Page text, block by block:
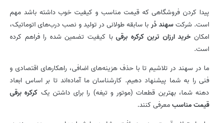
پیدا کردن فروشگاهی که قیمت مناسب و کیفیت خوب داشته باشد مهم
است. شرکتسهند دُربا سابقه طولانی در تولید و نصب درب‌های اتوماتیک،
امکان خرید ارزان ترین کرکره برقیبا کیفیت تضمین شده را فراهم کرده
است.
ما در سهند در تلاشیم تا با حذف هزینه‌های اضافی، راهکارهای اقتصادی و
فنی را به شما پیشنهاد دهیم. کارشناسان ما آماده‌اند تا بر اساس ابعاد
دهنه شما، بهترین قطعات (موتور و تیغه) را برای داشتن یک کرکره برقی
قیمت مناسبمعرفی کنند.